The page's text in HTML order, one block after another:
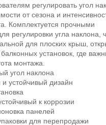
регулировать угол
от сезона и
Комплектуется прочными
регулировки угла наклона,
для плоских крыш,
установок, где
монтажа.
угол наклона
устойчивый дизайн
к коррозии
панелей
для перепродажи